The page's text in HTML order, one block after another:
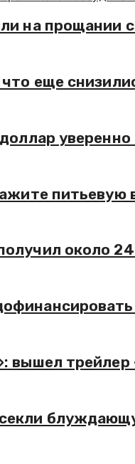
на прощании
еще
питьевую
около
вышел